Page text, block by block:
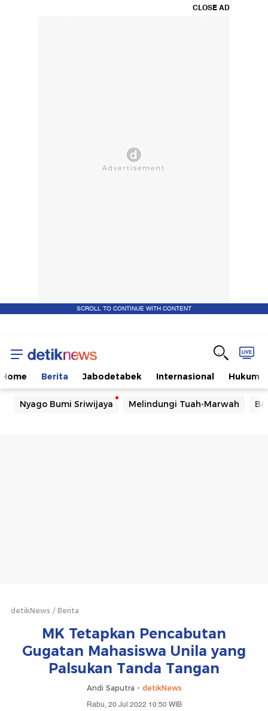
CLOSE AD
SCROLL TO CONTINUE WITH CONTENT
Home Berita Jabodetabek Internasional Hukum
Nyago Bumi Sriwijaya Melindungi Tuah-Marwah
detikNews Berita
MK Tetapkan Pencabutan
Gugatan Mahasiswa Unila yang
Palsukan Tanda Tangan
Andi Saputra - detikNews
Rabu, 20 Jul 2022 10:50 WIB